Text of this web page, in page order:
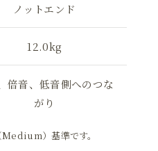
ノットエンド
12.0kg
倍音、低音側へのつな
がり
）基準です。